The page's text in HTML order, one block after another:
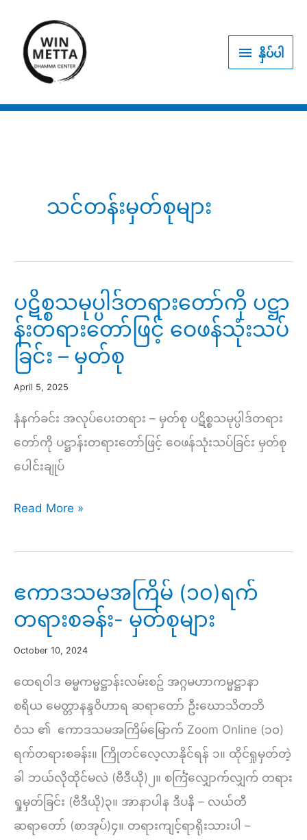
content
နှိပ် နှိပ်ပါ
သင်တန်းမှတ်စုများ
ပဋိစ္စသမုပ္ပါဒ်တရားတော်ကို ပဋ္ဌာ
န်းတရားတော်ဖြင့် ဝေဖန်သုံးသပ်
ခြင်း – မှတ်စု
April 5, 2025
နံနက်ခင်း အလုပ်ပေးတရား – မှတ်စု ပဋိစ္စသမုပ္ပါဒ်တရား
တော်ကို ပဋ္ဌာန်းတရားတော်ဖြင့် ဝေဖန်သုံးသပ်ခြင်း မှတ်စု
ပေါင်းချုပ်
ပ
စ္
သ
မု
ပ္
တရား
တော်
ပ
Read More »
ဧကာဒသမအကြိမ် (၁၀)ရက်
တရားစခန်း- မှတ်စုများ
October 10, 2024
ထေရဝါဒ ဓမ္မကမ္မဋ္ဌာန်းလမ်းစဥ် အဂ္ဂမဟာကမ္မဋ္ဌာနာ
စရိယ မေတ္တာနန္ဒဝိဟာရ ဆရာတော် ဦးဃောသိတဘိ
ဝံသ ၏ ဧကာဒသမအကြိမ်မြောက် Zoom Online (၁၀)
ရက်တရားစခန်း။ ကြိုတင်လေ့လာနိုင်ရန် ၁။ ထိုင်ရှုမှတ်တဲ့
ခါ ဘယ်လိုထိုင်မလဲ (ဗီဒီယို)၂။ စင်္ကြံလျှောက်လျှက် တရား
ရှုမှတ်ခြင်း (ဗီဒီယို)၃။ အာနာပါန ဒီပနီ – လယ်တီ
ဆရာတော် (စာအုပ်)၄။ တရားကျင့်ရာရိုးသားပါ –